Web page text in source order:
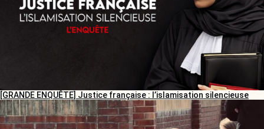
[GRANDE ENQUÊTE] Justice française : l’islamisation silencieuse